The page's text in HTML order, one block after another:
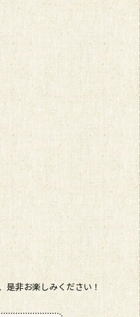
是非お楽しみください！